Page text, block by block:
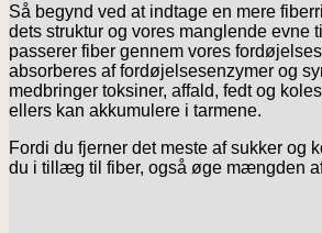
Så begynd ved at indtage en mere
dets struktur og vores manglende evne
passerer fiber gennem vores
absorberes af fordøjelsesenzymer og
medbringer toksiner, affald, fedt og
ellers kan akkumulere i tarmene.
Fordi du fjerner det meste af sukker og
du i tillæg til fiber, også øge mængden